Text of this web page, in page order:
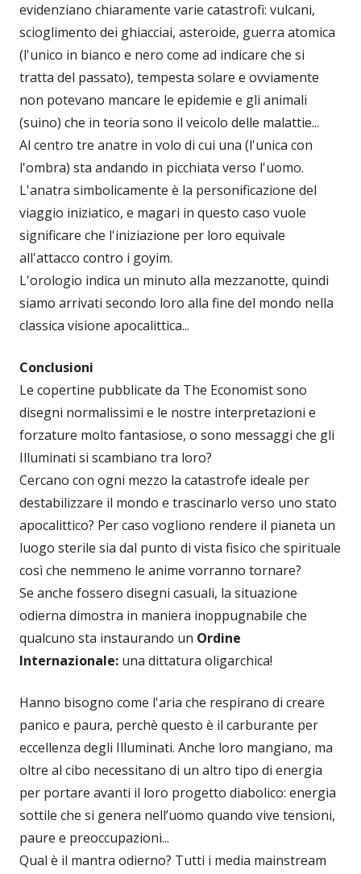
evidenziano chiaramente varie catastrofi: vulcani,
scioglimento dei ghiacciai, asteroide, guerra atomica
(l'unico in bianco e nero come ad indicare che si
tratta del passato), tempesta solare e ovviamente
non potevano mancare le epidemie e gli animali
(suino) che in teoria sono il veicolo delle malattie...
Al centro tre anatre in volo di cui una (l'unica con
l'ombra) sta andando in picchiata verso l'uomo.
L'anatra simbolicamente è la personificazione del
viaggio iniziatico, e magari in questo caso vuole
significare che l'iniziazione per loro equivale
all'attacco contro i goyim.
L'orologio indica un minuto alla mezzanotte, quindi
siamo arrivati secondo loro alla fine del mondo nella
classica visione apocalittica...
Conclusioni
Le copertine pubblicate da The Economist sono
disegni normalissimi e le nostre interpretazioni e
forzature molto fantasiose, o sono messaggi che gli
Illuminati si scambiano tra loro?
Cercano con ogni mezzo la catastrofe ideale per
destabilizzare il mondo e trascinarlo verso uno stato
apocalittico? Per caso vogliono rendere il pianeta un
luogo sterile sia dal punto di vista fisico che spirituale
così che nemmeno le anime vorranno tornare?
Se anche fossero disegni casuali, la situazione
odierna dimostra in maniera inoppugnabile che
qualcuno sta instaurando un Ordine
Internazionale: una dittatura oligarchica!
Hanno bisogno come l'aria che respirano di creare
panico e paura, perchè questo è il carburante per
eccellenza degli Illuminati. Anche loro mangiano, ma
oltre al cibo necessitano di un altro tipo di energia
per portare avanti il loro progetto diabolico: energia
sottile che si genera nell’uomo quando vive tensioni,
paure e preoccupazioni...
Qual è il mantra odierno? Tutti i media mainstream